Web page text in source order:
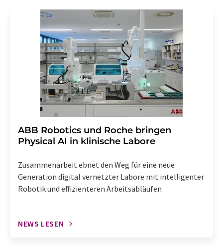
Str. 2, 12489 Berlin oder per E-Mail unter
widerruf@lumitos.commit Wirkung für die Zukunft
widerrufen. Zudem ist in jeder E-Mail ein Link zur
Abbestellung des entsprechenden Newsletters
enthalten.
​​​​​​​ABB Robotics und Roche bringen
Physical AI in klinische Labore
Zusammenarbeit ebnet den Weg für eine neue
Generation digital vernetzter Labore mit intelligenter
Robotik und effizienteren Arbeitsabläufen
NEWS LESEN